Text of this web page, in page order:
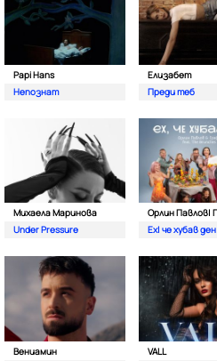
Papi Hans
Непознат
Елизабет
Преди теб
Михаела Маринова
Under Pressure
Ех| че хубав ден
Вениамин
VALL